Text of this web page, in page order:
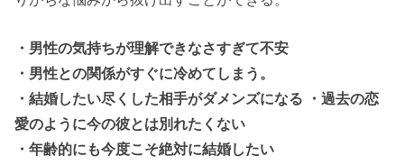
・男性の気持ちが理解できなさすぎて不安
・男性との関係がすぐに冷めてしまう。
・結婚したい尽くした相手がダメンズになる ・過去の恋
愛のように今の彼とは別れたくない
・年齢的にも今度こそ絶対に結婚したい